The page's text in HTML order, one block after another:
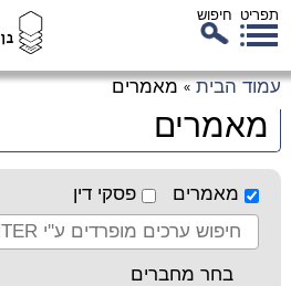
תפריט חיפוש
עמוד הבית » מאמרים
מאמרים
מאמרים פסקי דין
בחר מחברים